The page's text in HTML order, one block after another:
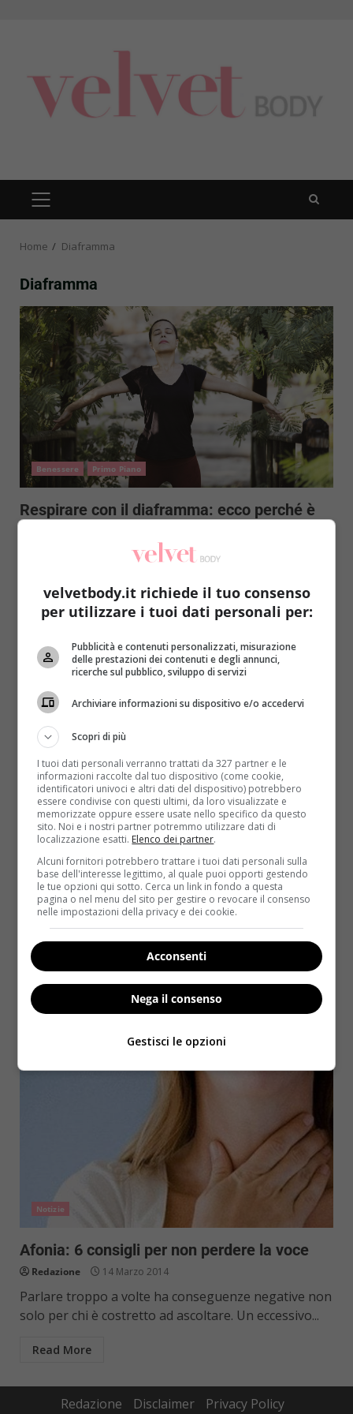
PRIMARY
MENU
Home Diaframma
Diaframma
Benessere Primo Piano
Respirare con il diaframma: ecco perché è
15 Febbraio 2021
e da essa dipendono molte altre funzioni del nostro...
Benessere
Singhiozzo: ecco perchè viene e come farlo
andare via
Carlotta Giuliano 13 Dicembre 2018
Molti di noi, se non proprio tutti, hanno
sperimentato il singhiozzo almeno una volta nella
vita. Un’esperienza...
Read More
Notizie
Afonia: 6 consigli per non perdere la voce
Redazione 14 Marzo 2014
Parlare troppo a volte ha conseguenze negative non
solo per chi è costretto ad ascoltare. Un eccessivo...
Read More
Redazione Disclaimer Privacy Policy
velvetbody.it richiede il tuo consenso
per utilizzare i tuoi dati personali per:
Pubblicità e contenuti personalizzati, misurazione
delle prestazioni dei contenuti e degli annunci,
ricerche sul pubblico, sviluppo di servizi
Archiviare informazioni su dispositivo e/o accedervi
Scopri di più
I tuoi dati personali verranno trattati da 327 partner e le
informazioni raccolte dal tuo dispositivo (come cookie,
identificatori univoci e altri dati del dispositivo) potrebbero
essere condivise con questi ultimi, da loro visualizzate e
memorizzate oppure essere usate nello specifico da questo
sito. Noi e i nostri partner potremmo utilizzare dati di
localizzazione esatti. Elenco dei partner.
Alcuni fornitori potrebbero trattare i tuoi dati personali sulla
base dell'interesse legittimo, al quale puoi opporti gestendo
le tue opzioni qui sotto. Cerca un link in fondo a questa
pagina o nel menu del sito per gestire o revocare il consenso
nelle impostazioni della privacy e dei cookie.
Acconsenti
Nega il consenso
Gestisci le opzioni